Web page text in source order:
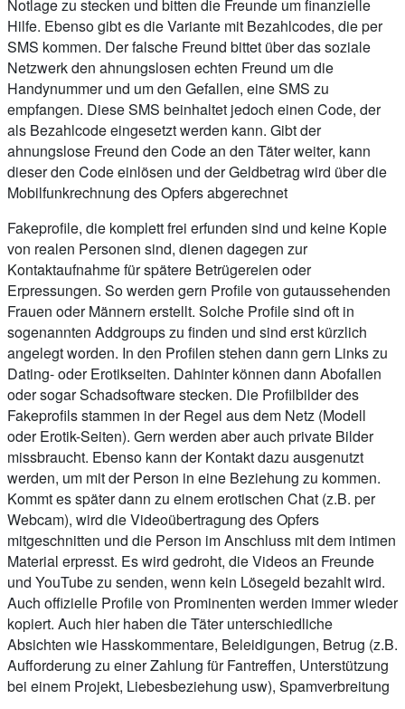
Notlage zu stecken und bitten die Freunde um finanzielle
Hilfe. Ebenso gibt es die Variante mit Bezahlcodes, die per
SMS kommen. Der falsche Freund bittet über das soziale
Netzwerk den ahnungslosen echten Freund um die
Handynummer und um den Gefallen, eine SMS zu
empfangen. Diese SMS beinhaltet jedoch einen Code, der
als Bezahlcode eingesetzt werden kann. Gibt der
ahnungslose Freund den Code an den Täter weiter, kann
dieser den Code einlösen und der Geldbetrag wird über die
Mobilfunkrechnung des Opfers abgerechnet
Fakeprofile, die komplett frei erfunden sind und keine Kopie
von realen Personen sind, dienen dagegen zur
Kontaktaufnahme für spätere Betrügereien oder
Erpressungen. So werden gern Profile von gutaussehenden
Frauen oder Männern erstellt. Solche Profile sind oft in
sogenannten Addgroups zu finden und sind erst kürzlich
angelegt worden. In den Profilen stehen dann gern Links zu
Dating- oder Erotikseiten. Dahinter können dann Abofallen
oder sogar Schadsoftware stecken. Die Profilbilder des
Fakeprofils stammen in der Regel aus dem Netz (Modell
oder Erotik-Seiten). Gern werden aber auch private Bilder
missbraucht. Ebenso kann der Kontakt dazu ausgenutzt
werden, um mit der Person in eine Beziehung zu kommen.
Kommt es später dann zu einem erotischen Chat (z.B. per
Webcam), wird die Videoübertragung des Opfers
mitgeschnitten und die Person im Anschluss mit dem intimen
Material erpresst. Es wird gedroht, die Videos an Freunde
und YouTube zu senden, wenn kein Lösegeld bezahlt wird.
Auch offizielle Profile von Prominenten werden immer wieder
kopiert. Auch hier haben die Täter unterschiedliche
Absichten wie Hasskommentare, Beleidigungen, Betrug (z.B.
Aufforderung zu einer Zahlung für Fantreffen, Unterstützung
bei einem Projekt, Liebesbeziehung usw), Spamverbreitung